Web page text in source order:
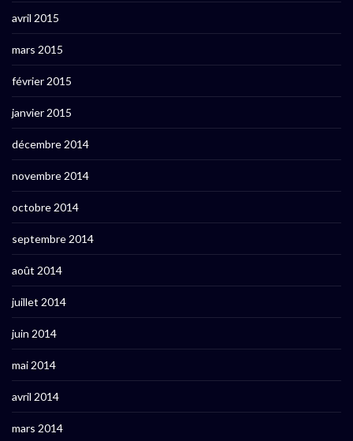
avril 2015
mars 2015
février 2015
janvier 2015
décembre 2014
novembre 2014
octobre 2014
septembre 2014
août 2014
juillet 2014
juin 2014
mai 2014
avril 2014
mars 2014